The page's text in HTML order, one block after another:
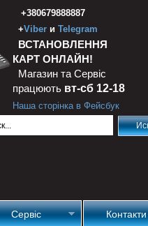
+380679888887
+Viber и Telegram
ВСТАНОВЛЕННЯ
КАРТ ОНЛАЙН!
Магазин та Сервіс
працюють вт-сб 12-18
Наша сторінка в Фейсбук
Сервіс Контакти